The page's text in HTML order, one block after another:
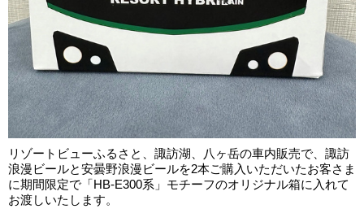
リゾートビューふるさと、諏訪湖、八ヶ岳の車内販売で、諏訪
浪漫ビールと安曇野浪漫ビールを2本ご購入いただいたお客さま
に期間限定で「HB-E300系」モチーフのオリジナル箱に入れて
お渡しいたします。